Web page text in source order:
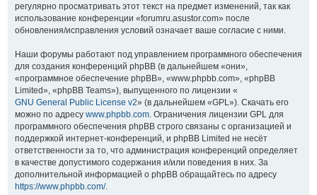
регулярно просматривать этот текст на предмет изменений, так как
использование конференции «forumru.asustor.com» после
обновления/исправления условий означает ваше согласие с ними.
Наши форумы работают под управлением программного обеспечения
для создания конференций phpBB (в дальнейшем «они»,
«программное обеспечение phpBB», «www.phpbb.com», «phpBB
Limited», «phpBB Teams»), выпущенного по лицензии «
GNU General Public License v2» (в дальнейшем «GPL»). Скачать его
можно по адресу www.phpbb.com. Ограничения лицензии GPL для
программного обеспечения phpBB строго связаны с организацией и
поддержкой интернет-конференций, и phpBB Limited не несёт
ответственности за то, что администрация конференций определяет
в качестве допустимого содержания и/или поведения в них. За
дополнительной информацией о phpBB обращайтесь по адресу
https://www.phpbb.com/.